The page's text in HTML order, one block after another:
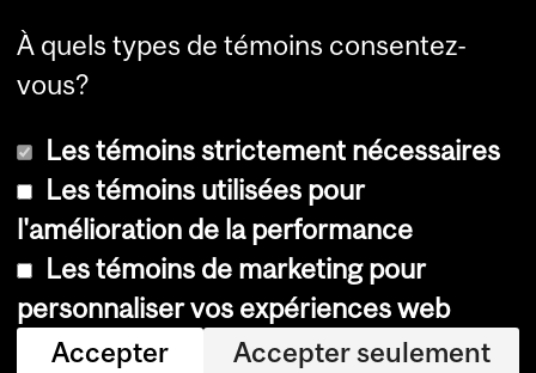
© Université McGill, 2026
Accessibilité
Avis sur les témoins
À quels types de témoins consentez-
vous?
Les témoins strictement nécessaires
Les témoins utilisées pour
l'amélioration de la performance
Les témoins de marketing pour
personnaliser vos expériences web
Accepter
Accepter seulement